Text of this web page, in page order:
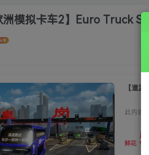
洲模拟卡车2】Euro Truck
【遨
此内容
鲜花